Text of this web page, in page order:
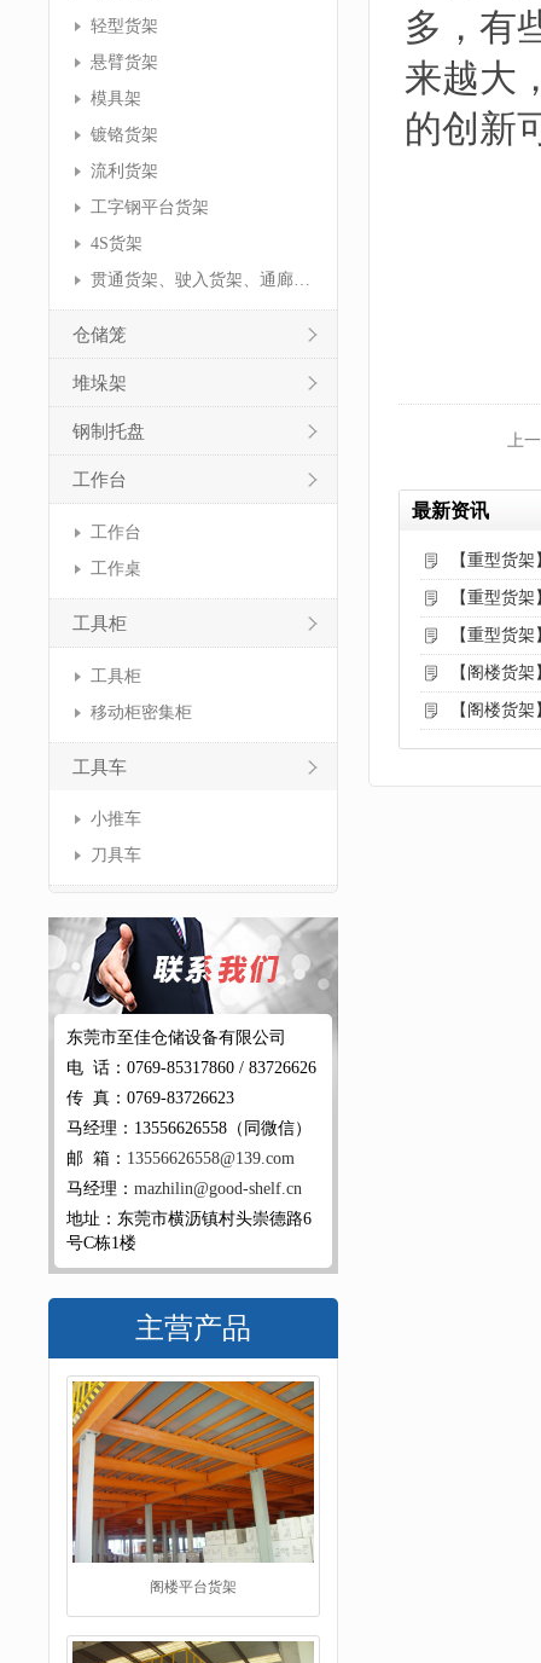
轻型货架
悬臂货架
模具架
镀铬货架
流利货架
工字钢平台货架
4S货架
贯通货架、驶入货架、通廊货架
仓储笼
堆垛架
钢制托盘
工作台
工作台
工作桌
工具柜
工具柜
移动柜密集柜
工具车
小推车
刀具车
东莞市至佳仓储设备有限公司
电 话：0769-85317860 / 83726626
传 真：0769-83726623
马经理：13556626558（同微信）
邮 箱： 13556626558@139.com
马经理： mazhilin@good-shelf.cn
地址：东莞市横沥镇村头崇德路6
号C栋1楼
主营产品
阁楼平台货架
多，有
来越大
的创新
上
最新资讯
【重型货
【重型货
【重型货
【阁楼货
【阁楼货